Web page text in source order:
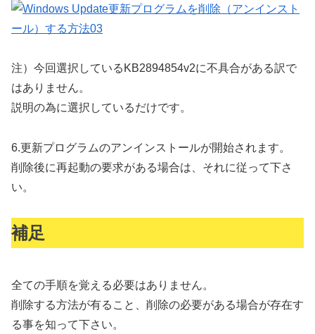
注）今回選択しているKB2894854v2に不具合がある訳で
はありません。
説明の為に選択しているだけです。
6.更新プログラムのアンインストールが開始されます。
削除後に再起動の要求がある場合は、それに従って下さ
い。
補足
全ての手順を覚える必要はありません。
削除する方法が有ること、削除の必要がある場合が存在す
る事を知って下さい。